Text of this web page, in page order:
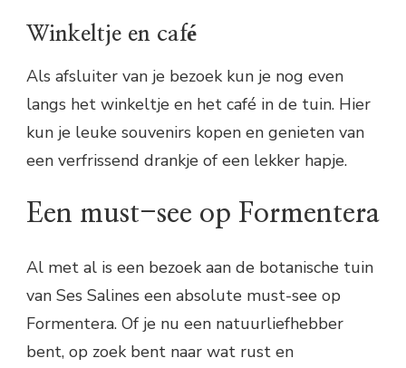
Winkeltje en café
Als afsluiter van je bezoek kun je nog even
langs het winkeltje en het café in de tuin. Hier
kun je leuke souvenirs kopen en genieten van
een verfrissend drankje of een lekker hapje.
Een must-see op Formentera
Al met al is een bezoek aan de botanische tuin
van Ses Salines een absolute must-see op
Formentera. Of je nu een natuurliefhebber
bent, op zoek bent naar wat rust en